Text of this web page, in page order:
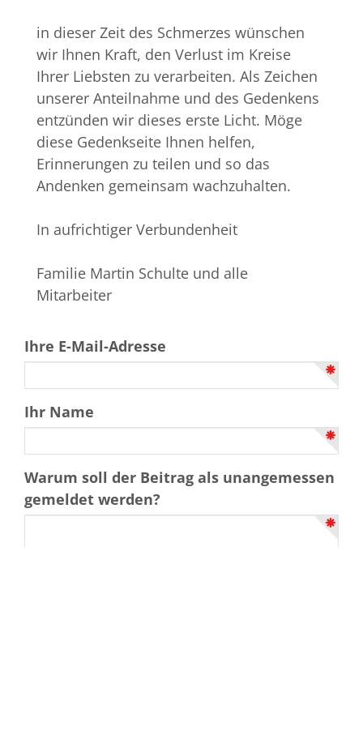
in dieser Zeit des Schmerzes wünschen
wir Ihnen Kraft, den Verlust im Kreise
Ihrer Liebsten zu verarbeiten. Als Zeichen
unserer Anteilnahme und des Gedenkens
entzünden wir dieses erste Licht. Möge
diese Gedenkseite Ihnen helfen,
Erinnerungen zu teilen und so das
Andenken gemeinsam wachzuhalten.
In aufrichtiger Verbundenheit
Familie Martin Schulte und alle
Mitarbeiter
Ihre E-Mail-Adresse
Ihr Name
Warum soll der Beitrag als unangemessen
gemeldet werden?